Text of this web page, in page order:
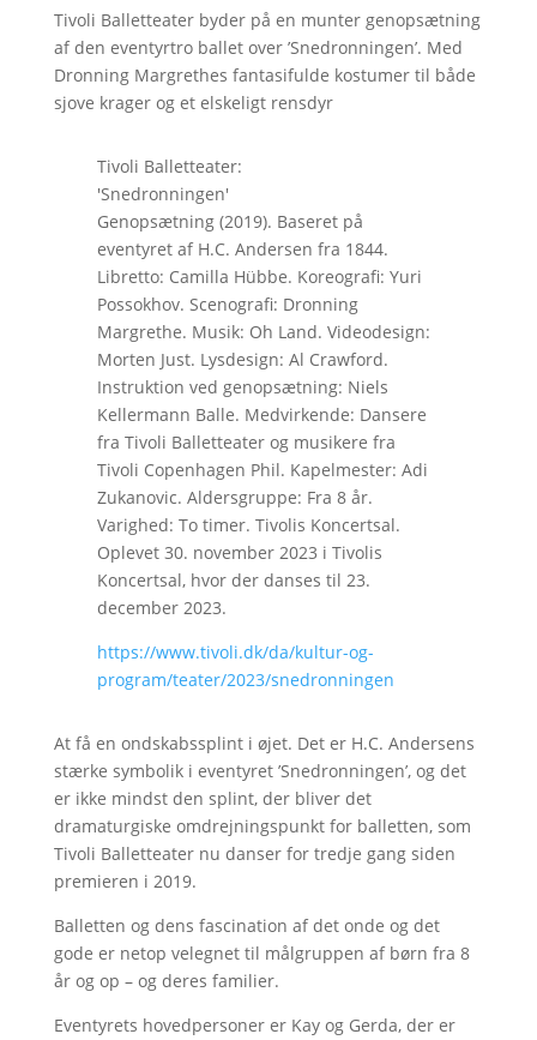
Tivoli Balletteater byder på en munter genopsætning
af den eventyrtro ballet over ’Snedronningen’. Med
Dronning Margrethes fantasifulde kostumer til både
sjove krager og et elskeligt rensdyr
Tivoli Balletteater:
'Snedronningen'
Genopsætning (2019). Baseret på
eventyret af H.C. Andersen fra 1844.
Libretto: Camilla Hübbe. Koreografi: Yuri
Possokhov. Scenografi: Dronning
Margrethe. Musik: Oh Land. Videodesign:
Morten Just. Lysdesign: Al Crawford.
Instruktion ved genopsætning: Niels
Kellermann Balle. Medvirkende: Dansere
fra Tivoli Balletteater og musikere fra
Tivoli Copenhagen Phil. Kapelmester: Adi
Zukanovic. Aldersgruppe: Fra 8 år.
Varighed: To timer. Tivolis Koncertsal.
Oplevet 30. november 2023 i Tivolis
Koncertsal, hvor der danses til 23.
december 2023.
https://www.tivoli.dk/da/kultur-og-
program/teater/2023/snedronningen
At få en ondskabssplint i øjet. Det er H.C. Andersens
stærke symbolik i eventyret ’Snedronningen’, og det
er ikke mindst den splint, der bliver det
dramaturgiske omdrejningspunkt for balletten, som
Tivoli Balletteater nu danser for tredje gang siden
premieren i 2019.
Balletten og dens fascination af det onde og det
gode er netop velegnet til målgruppen af børn fra 8
år og op – og deres familier.
Eventyrets hovedpersoner er Kay og Gerda, der er